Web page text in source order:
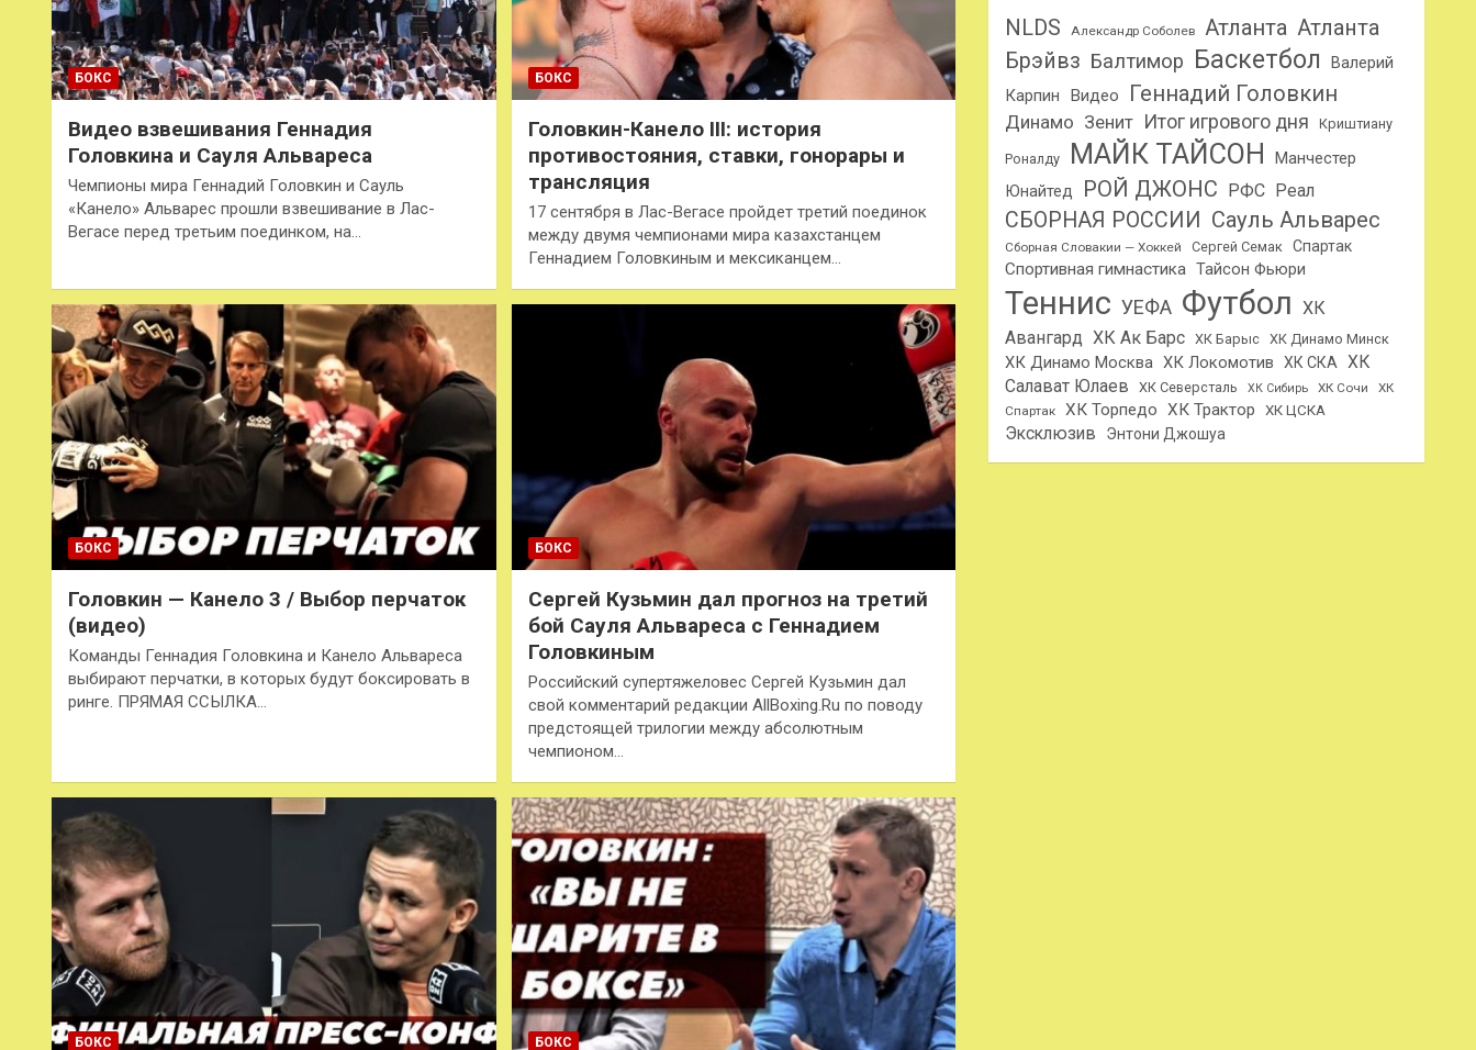
БОКС
Видео взвешивания Геннадия
Головкина и Сауля Альвареса
Чемпионы мира Геннадий Головкин и Сауль
«Канело» Альварес прошли взвешивание в Лас-
Вегасе перед третьим поединком, на…
БОКС
Головкин-Канело III: история
противостояния, ставки, гонорары и
трансляция
17 сентября в Лас-Вегасе пройдет третий поединок
между двумя чемпионами мира казахстанцем
Геннадием Головкиным и мексиканцем…
БОКС
Головкин — Канело 3 / Выбор перчаток
(видео)
Команды Геннадия Головкина и Канело Альвареса
выбирают перчатки, в которых будут боксировать в
ринге. ПРЯМАЯ ССЫЛКА…
БОКС
Сергей Кузьмин дал прогноз на третий
бой Сауля Альвареса с Геннадием
Головкиным
Российский супертяжеловес Сергей Кузьмин дал
свой комментарий редакции AllBoxing.Ru по поводу
предстоящей трилогии между абсолютным
чемпионом…
БОКС БОКС
NLDS
Александр Соболев Атланта Атланта
Брэйвз Балтимор Баскетбол
Валерий
Карпин
Видео Геннадий Головкин
Динамо Зенит Итог игрового дня Криштиану
Роналду МАЙК ТАЙСОН
Манчестер
Юнайтед
РОЙ ДЖОНС РФС Реал
СБОРНАЯ РОССИИ Сауль Альварес
Сборная Словакии — Хоккей Сергей Семак Спартак
Спортивная гимнастика Тайсон Фьюри
Теннис УЕФА Футбол ХК
Авангард ХК Ак Барс ХК Барыс ХК Динамо Минск
ХК Динамо Москва ХК Локомотив ХК СКА
ХК
Салават Юлаев
ХК Северсталь ХК Сибирь ХК Сочи
ХК
Спартак
ХК Торпедо ХК Трактор ХК ЦСКА
Эксклюзив Энтони Джошуа